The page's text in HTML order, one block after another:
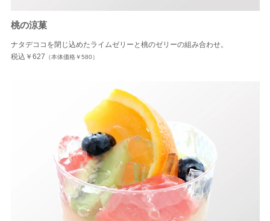
桃の涼菓
ナタデココを閉じ込めたライムゼリーと桃のゼリーの組み合わせ。
税込￥627 （本体価格￥580）